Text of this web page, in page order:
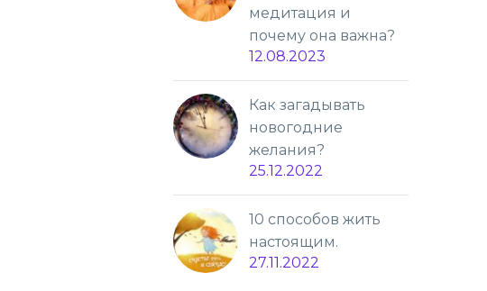
медитация и
почему она важна?
12.08.2023
Как загадывать
новогодние
желания?
25.12.2022
10 способов жить
настоящим.
27.11.2022